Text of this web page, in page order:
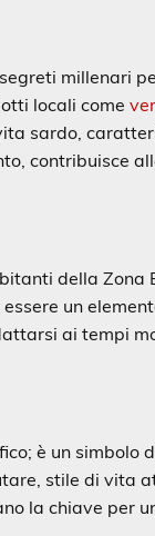
millenari
locali come
sardo,
contribuisce
della Zona
un
ai tempi
è un simbolo
stile di vita
la chiave per